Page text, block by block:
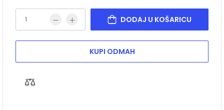
DODAJ U KOŠARICU
KUPI ODMAH